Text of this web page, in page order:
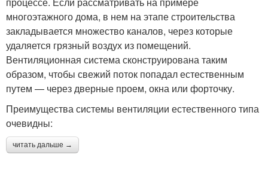
многоэтажного дома, в нем на этапе строительства
закладывается множество каналов, через которые
удаляется грязный воздух из помещений.
Вентиляционная система сконструирована таким
образом, чтобы свежий поток попадал естественным
путем — через дверные проем, окна или форточку.
Преимущества системы вентиляции естественного типа
очевидны:
читать дальше →